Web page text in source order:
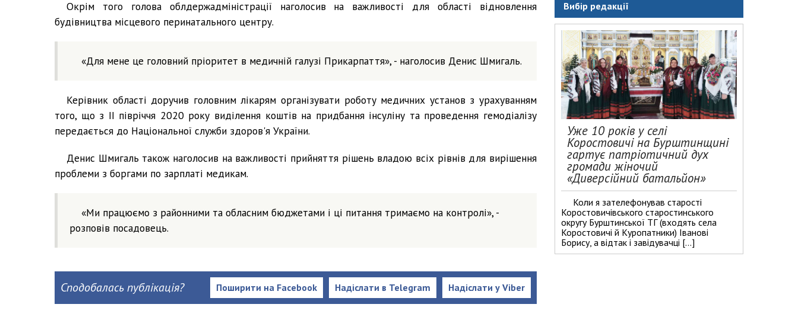
Окрім того голова облдержадміністрації наголосив на важливості для області відновлення
будівництва місцевого перинатального центру.
«Для мене це головний пріоритет в медичній галузі Прикарпаття», - наголосив Денис Шмигаль.
Керівник області доручив головним лікарям організувати роботу медичних установ з урахуванням
того, що з ІІ півріччя 2020 року виділення коштів на придбання інсуліну та проведення гемодіалізу
передається до Національної служби здоров'я України.
Денис Шмигаль також наголосив на важливості прийняття рішень владою всіх рівнів для вирішення
проблеми з боргами по зарплаті медикам.
«Ми працюємо з районними та обласним бюджетами і ці питання тримаємо на контролі», -
розповів посадовець.
Сподобалась публікація? Надіслати у Viber
Надіслати в Telegram
Поширити на Facebook
Вибір редакції
Уже 10 років у селі
Коростовичі на Бурштинщині
гартує патріотичний дух
громади жіночий
«Диверсійний батальйон»
Коли я зателефонував старості
Коростовичівського старостинського
округу Бурштинської ТГ (входять села
Коростовичі й Куропатники) Іванові
Борису, а відтак і завідувачці […]